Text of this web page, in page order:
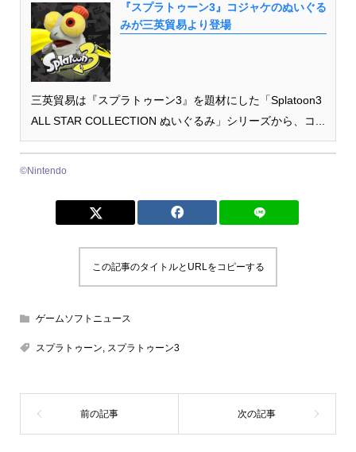
『スプラトゥーン3』コジャケのぬいぐる
みが三英貿易より登場
三英貿易は『スプラトゥーン3』を題材にした「Splatoon3
ALL STAR COLLECTION ぬいぐるみ」シリーズから、コ...
©︎Nintendo
この記事のタイトルとURLをコピーする
ゲームソフトニュース
スプラトゥーン, スプラトゥーン3